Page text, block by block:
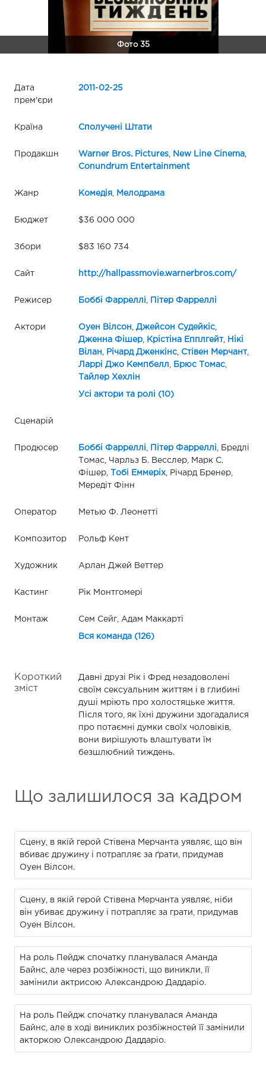
Фото 35
Дата
прем'єри
2011 -02-25
Країна Сполучені Штати
Продакшн Warner Bros. Pictures, New Line Cinema,
Conundrum Entertainment
Жанр Комедія, Мелодрама
Бюджет $36 000 000
Збори $83 160 734
Сайт http://hallpassmovie.warnerbros.com/
Режисер Боббі Фарреллі Пітер Фарреллі
Актори Оуен Вілсон Джейсон Судейкіс,
Дженна Фішер, Крістіна Епплгейт,
Нікі
Вілан
Річард Дженкінс, Стівен Мерчант,
Ларрі Джо Кемпбелл
Брюс Томас,
Тайлер Хехлін
Усі актори та ролі (10)
Сценарій
Продюсер Боббі Фарреллі Пітер Фарреллі , Бредлі
Томас, Чарльз Б. Весслер, Марк С.
Фішер,
Тобі Еммеріх, Річард Бренер,
Мередіт Фінн
Оператор Метью Ф. Леонетті
Композитор Рольф Кент
Художник Арлан Джей Веттер
Кастинг Рік Монтгомері
Монтаж Сем Сейг, Адам Маккарті
Вся команда (126)
Короткий
зміст
Давні друзі Рік і Фред незадоволені
своїм сексуальним життям і в глибині
душі мріють про холостяцьке життя.
Після того, як їхні дружини здогадалися
про потаємні думки своїх чоловіків,
вони вирішують влаштувати їм
безшлюбний тиждень.
Що залишилося за кадром
Сцену, в якій герой Стівена Мерчанта уявляє, що він
вбиває дружину і потрапляє за ґрати, придумав
Оуен Вілсон.
Сцену, в якій герой Стівена Мерчанта уявляє, ніби
він убиває дружину і потрапляє за грати, придумав
Оуен Вілсон.
На роль Пейдж спочатку планувалася Аманда
Байнс, але через розбіжності, що виникли, її
замінили актрисою Александрою Даддаріо.
На роль Пейдж спочатку планувалася Аманда
Байнс, але в ході виниклих розбіжностей її замінили
акторкою Олександрою Даддаріо.